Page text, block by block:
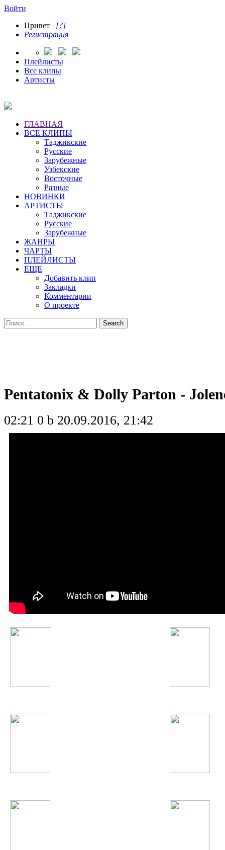
Войти
Привет [?]
Регистрация
Плейлисты
Все клипы
Артисты
ГЛАВНАЯ
ВСЕ КЛИПЫ
Таджикские
Русские
Зарубежные
Узбекские
Восточные
Разные
НОВИНКИ
АРТИСТЫ
Таджикские
Русские
Зарубежные
ЖАНРЫ
ЧАРТЫ
ПЛЕЙЛИСТЫ
ЕЩЕ
Добавить клип
Закладки
Комментарии
О проекте
Pentatonix & Dolly Parton -
02:21 0 b 20.09.2016, 21:42